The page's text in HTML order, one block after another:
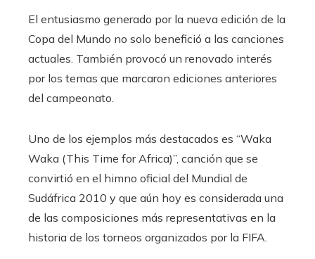
El entusiasmo generado por la nueva edición de la
Copa del Mundo no solo benefició a las canciones
actuales. También provocó un renovado interés
por los temas que marcaron ediciones anteriores
del campeonato.
Uno de los ejemplos más destacados es “Waka
Waka (This Time for Africa)”, canción que se
convirtió en el himno oficial del Mundial de
Sudáfrica 2010 y que aún hoy es considerada una
de las composiciones más representativas en la
historia de los torneos organizados por la FIFA.